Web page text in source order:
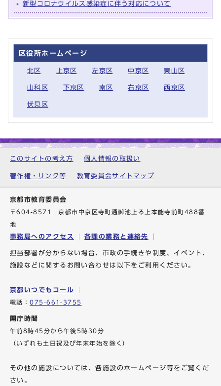
新型コロナウイルス感染症に伴う対応について
区役所ホームページ
北区 上京区 左京区 中京区 東山区
山科区 下京区 南区 右京区 西京区
伏見区
このサイトの考え方 個人情報の取扱い
著作権・リンク等 教育委員会サイトマップ
京都市教育委員会
〒604-8571 京都市中京区寺町通御池上る上本能寺前町488番
地
事務局へのアクセス 各課の業務と連絡先
担当部署が分からない場合、市政の手続きや制度、イベント、
施設などに関するお問い合わせは以下をご利用ください。
京都いつでもコール
電話：075-661-3755
開庁時間
午前8時45分から午後5時30分
（いずれも土日祝及び年末年始を除く）
その他の施設については、各施設のホームページ等をご覧くだ
さい。